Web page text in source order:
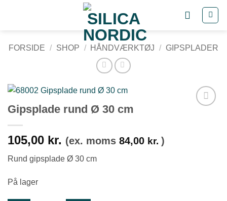
FORSIDE / SHOP / HÅNDVÆRKTØJ / GIPSPLADER
Gipsplade rund Ø 30 cm
105,00 kr. (ex. moms 84,00 kr. )
Rund gipsplade Ø 30 cm
På lager